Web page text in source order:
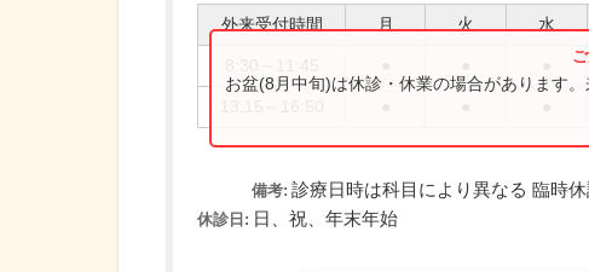
外来受付時間 月 火 水
お盆(8月中旬)は休診・休業の場合があります
備考: 診療日時は科目により異なる 臨時休
休診日: 日、祝、年末年始